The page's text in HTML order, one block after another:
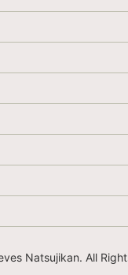
Natsujikan. All